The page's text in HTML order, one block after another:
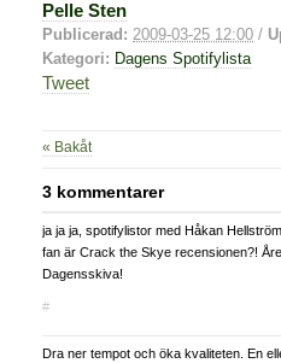
Pelle Sten
Publicerad: 2009-03-25 12:00 /
Kategori: Dagens Spotifylista
Tweet
« Bakåt
3 kommentarer
ja ja ja, spotifylistor med Håkan
fan är Crack the Skye recensionen?!
Dagensskiva!
#
Dra ner tempot och öka kvaliteten. En